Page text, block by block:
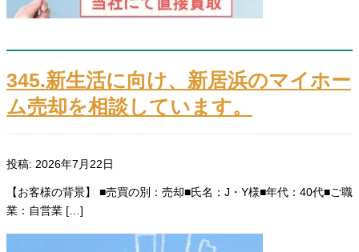
345.新生活に向け、新居浜のマイホー
ム売却を相談しています。
投稿: 2026年7月22日
【お客様の背景】 ■売買の別：売却■氏名：J・Y様■年代：40代■ご職
業：自営業 […]